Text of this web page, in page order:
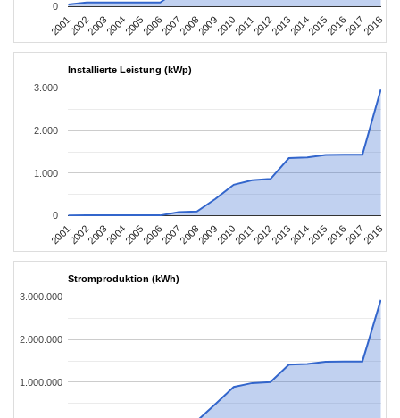
200120022003200420052006200720082009201020112012201320142015201620172018
0
Installierte Leistung (kWp)
200120022003200420052006200720082009201020112012201320142015201620172018
0
1.000
2.000
3.000
Stromproduktion (kWh)
1.000.000
2.000.000
3.000.000